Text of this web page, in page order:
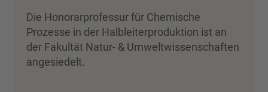
Die Honorarprofessur für Chemische
Prozesse in der Halbleiterproduktion ist an
der Fakultät Natur- & Umweltwissenschaften
angesiedelt.